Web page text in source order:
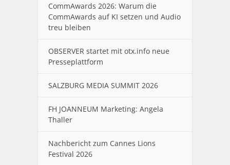
CommAwards 2026: Warum die
CommAwards auf KI setzen und Audio
treu bleiben
OBSERVER startet mit otx.info neue
Presseplattform
SALZBURG MEDIA SUMMIT 2026
FH JOANNEUM Marketing: Angela
Thaller
Nachbericht zum Cannes Lions
Festival 2026